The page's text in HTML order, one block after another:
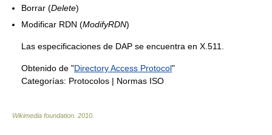
Borrar (Delete)
Modificar RDN (ModifyRDN)
Las especificaciones de DAP se encuentra en X.511.
Obtenido de "Directory Access Protocol"
Categorías: Protocolos | Normas ISO
Wikimedia foundation 2010